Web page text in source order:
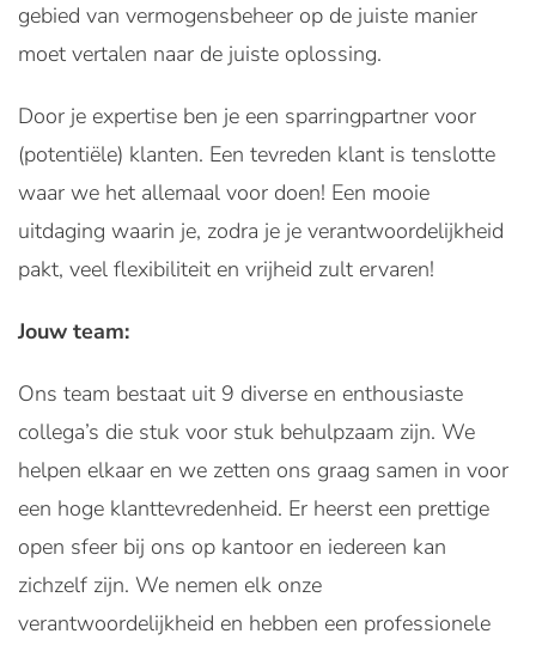
gebied van vermogensbeheer op de juiste manier
moet vertalen naar de juiste oplossing.
Door je expertise ben je een sparringpartner voor
(potentiële) klanten. Een tevreden klant is tenslotte
waar we het allemaal voor doen! Een mooie
uitdaging waarin je, zodra je je verantwoordelijkheid
pakt, veel flexibiliteit en vrijheid zult ervaren!
Jouw team:
Ons team bestaat uit 9 diverse en enthousiaste
collega’s die stuk voor stuk behulpzaam zijn. We
helpen elkaar en we zetten ons graag samen in voor
een hoge klanttevredenheid. Er heerst een prettige
open sfeer bij ons op kantoor en iedereen kan
zichzelf zijn. We nemen elk onze
verantwoordelijkheid en hebben een professionele